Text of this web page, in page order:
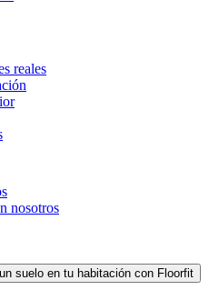
reales
nosotros
suelo en tu habitación con Floorfit